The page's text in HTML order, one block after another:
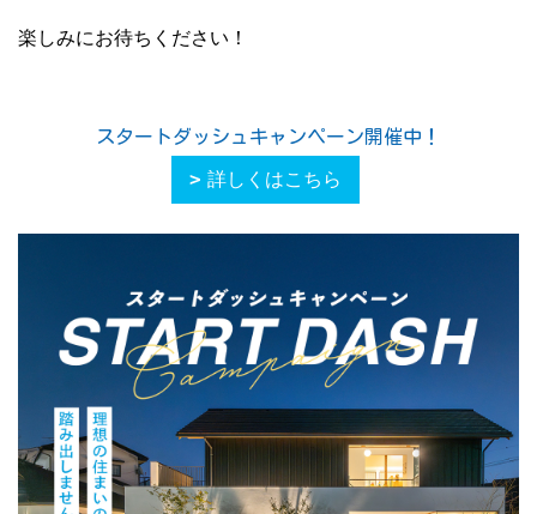
楽しみにお待ちください！
スタートダッシュキャンペーン開催中！
詳しくはこちら